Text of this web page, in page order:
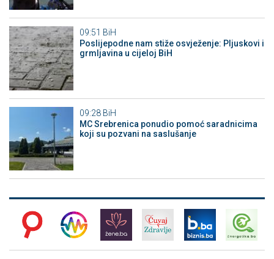
09:51 BiH
Poslijepodne nam stiže osvježenje: Pljuskovi i
grmljavina u cijeloj BiH
09:28 BiH
MC Srebrenica ponudio pomoć saradnicima
koji su pozvani na saslušanje